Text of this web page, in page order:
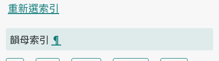
重新選索引
韻母索引 ¶